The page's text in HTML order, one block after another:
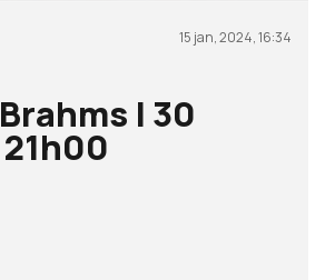
15 jan, 2024, 16:34
| 30